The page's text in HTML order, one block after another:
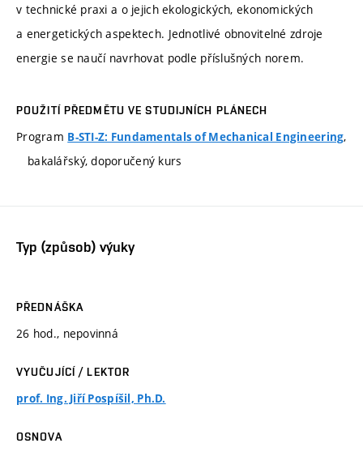
v technické praxi a o jejich ekologických, ekonomických
a energetických aspektech. Jednotlivé obnovitelné zdroje
energie se naučí navrhovat podle příslušných norem.
POUŽITÍ PŘEDMĚTU VE STUDIJNÍCH PLÁNECH
Program B-STI-Z: Fundamentals of Mechanical Engineering,
bakalářský, doporučený kurs
Typ (způsob) výuky
PŘEDNÁŠKA
26 hod., nepovinná
VYUČUJÍCÍ / LEKTOR
prof. Ing. Jiří Pospíšil, Ph.D.
OSNOVA